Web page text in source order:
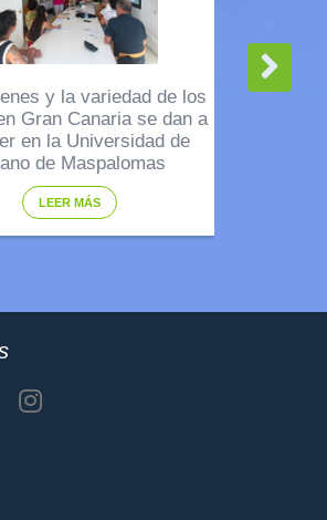
y la variedad de los
Gran Canaria se dan a
en la Universidad de
de Maspalomas
LEER MÁS